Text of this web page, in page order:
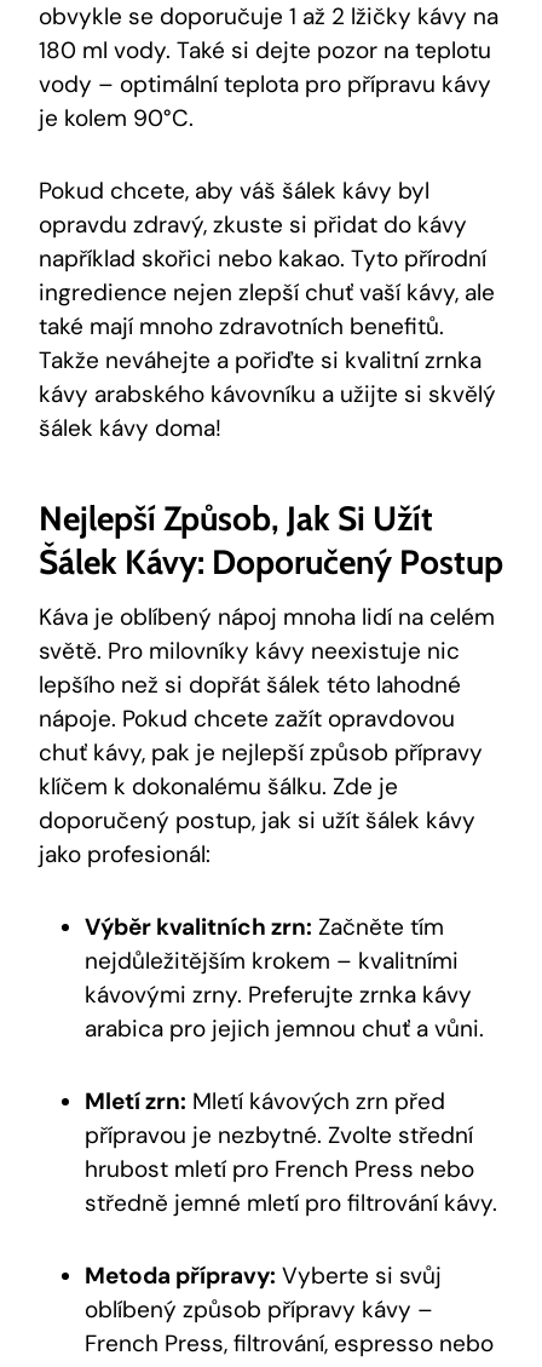
obvykle se doporučuje 1 až 2 lžičky kávy na
180 ml vody. Také si dejte pozor na teplotu
vody – optimální teplota pro přípravu kávy
je kolem 90°C.
Pokud chcete, aby váš šálek kávy byl
opravdu zdravý, zkuste si přidat do kávy
například skořici nebo kakao. Tyto přírodní
ingredience nejen zlepší chuť vaší kávy, ale
také mají mnoho zdravotních benefitů.
Takže neváhejte a pořiďte si kvalitní zrnka
kávy arabského kávovníku a užijte si skvělý
šálek kávy doma!
Nejlepší Způsob, Jak Si Užít
Šálek Kávy: Doporučený Postup
Káva je oblíbený nápoj mnoha lidí na celém
světě. Pro milovníky kávy neexistuje nic
lepšího než si dopřát šálek této lahodné
nápoje. Pokud chcete zažít opravdovou
chuť kávy, pak je nejlepší způsob přípravy
klíčem k dokonalému šálku. Zde je
doporučený postup, jak si užít šálek kávy
jako profesionál:
Výběr kvalitních zrn: Začněte tím
nejdůležitějším krokem – kvalitními
kávovými zrny. Preferujte zrnka kávy
arabica pro jejich jemnou chuť a vůni.
Mletí zrn: Mletí kávových zrn před
přípravou je nezbytné. Zvolte střední
hrubost mletí pro French Press nebo
středně jemné mletí pro filtrování kávy.
Metoda přípravy: Vyberte si svůj
oblíbený způsob přípravy kávy –
French Press, filtrování, espresso nebo